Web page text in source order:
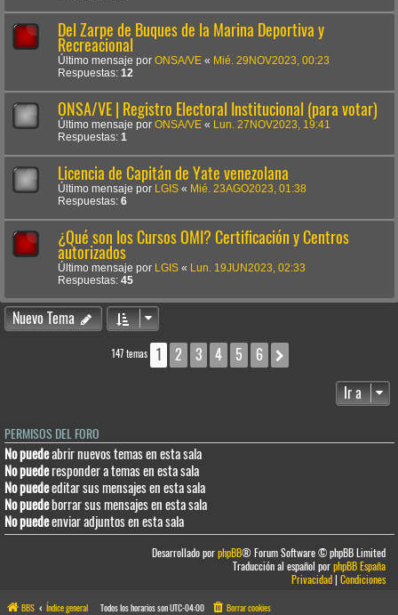
Del Zarpe de Buques de la Marina Deportiva y
Recreacional
Último mensaje por ONSA/VE « Mié. 29NOV2023, 00:23
Respuestas: 12
ONSA/VE | Registro Electoral Institucional (para votar)
Último mensaje por ONSA/VE «
Lun. 27NOV2023, 19:41
Respuestas: 1
Licencia de Capitán de Yate venezolana
Último mensaje por LGIS « Mié. 23AGO2023, 01:38
Respuestas: 6
¿Qué son los Cursos OMI? Certificación y Centros
autorizados
Último mensaje por LGIS «
Lun. 19JUN2023, 02:33
Respuestas: 45
Nuevo Tema
147 temas 1 2 3 4 5 6
Ir a
PERMISOS DEL FORO
No puedeabrir nuevos temas en esta sala
No puederesponder a temas en esta sala
No puedeeditar sus mensajes en esta sala
No puedeborrar sus mensajes en esta sala
No puedeenviar adjuntos en esta sala
Desarrollado porphpBB® Forum Software © phpBB Limited
Traducción al español porphpBB España
Privacidad|Condiciones
BBS Índice general Todos los horarios sonUTC-04:00 Borrar cookies